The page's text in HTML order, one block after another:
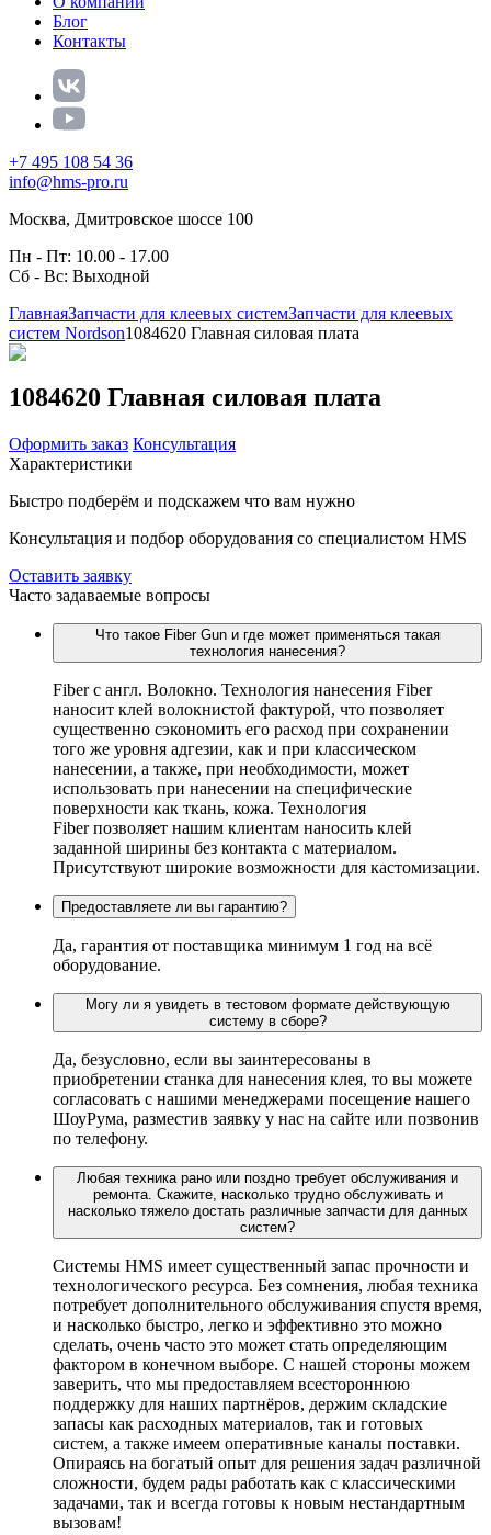
Блог
Контакты
+7 495 108 54 36
info@hms-pro.ru
Москва, Дмитровское шоссе 100
Пн - Пт: 10.00 - 17.00
Сб - Вс: Выходной
ГлавнаяЗапчасти для клеевых системЗапчасти для клеевых
систем Nordson1084620 Главная силовая плата
1084620 Главная силовая плата
Оформить заказ Консультация
Характеристики
Быстро подберём и подскажем что вам нужно
Консультация и подбор оборудования со специалистом HMS
Оставить заявку
Часто задаваемые вопросы
Что такое Fiber Gun и где может применяться такая
технология нанесения?
Fiber c англ. Волокно. Технология нанесения Fiber
наносит клей волокнистой фактурой, что позволяет
существенно сэкономить его расход при сохранении
того же уровня адгезии, как и при классическом
нанесении, а также, при необходимости, может
использовать при нанесении на специфические
поверхности как ткань, кожа. Технология
Fiber позволяет нашим клиентам наносить клей
заданной ширины без контакта с материалом.
Присутствуют широкие возможности для кастомизации.
Предоставляете ли вы гарантию?
Да, гарантия от поставщика минимум 1 год на всё
оборудование.
Могу ли я увидеть в тестовом формате действующую
систему в сборе?
Да, безусловно, если вы заинтересованы в
приобретении станка для нанесения клея, то вы можете
согласовать с нашими менеджерами посещение нашего
ШоуРума, разместив заявку у нас на сайте или позвонив
по телефону.
Любая техника рано или поздно требует обслуживания и
ремонта. Скажите, насколько трудно обслуживать и
насколько тяжело достать различные запчасти для данных
систем?
Системы HMS имеет существенный запас прочности и
технологического ресурса. Без сомнения, любая техника
потребует дополнительного обслуживания спустя время,
и насколько быстро, легко и эффективно это можно
сделать, очень часто это может стать определяющим
фактором в конечном выборе. С нашей стороны можем
заверить, что мы предоставляем всестороннюю
поддержку для наших партнёров, держим складские
запасы как расходных материалов, так и готовых
систем, а также имеем оперативные каналы поставки.
Опираясь на богатый опыт для решения задач различной
сложности, будем рады работать как с классическими
задачами, так и всегда готовы к новым нестандартным
вызовам!